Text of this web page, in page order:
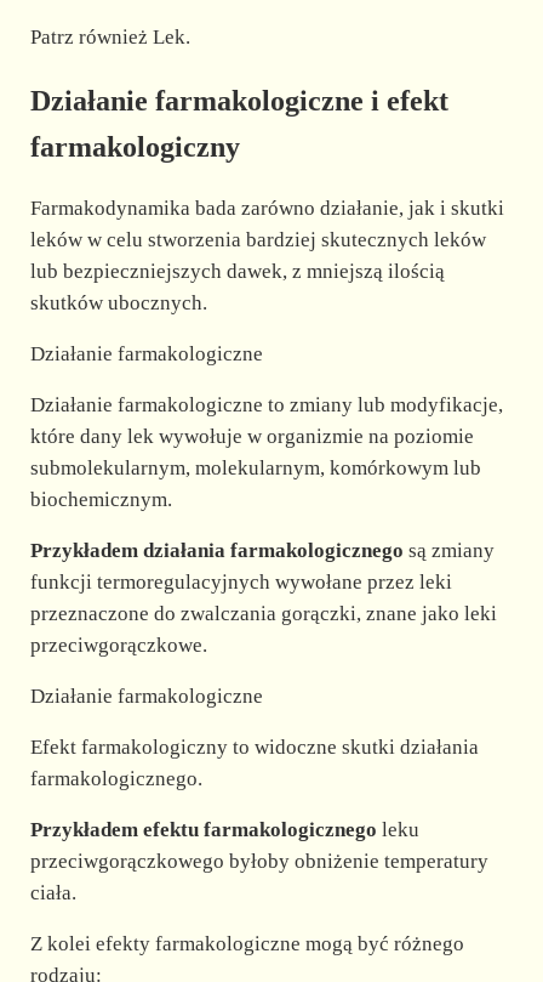
Patrz również Lek.
Działanie farmakologiczne i efekt
farmakologiczny
Farmakodynamika bada zarówno działanie, jak i skutki
leków w celu stworzenia bardziej skutecznych leków
lub bezpieczniejszych dawek, z mniejszą ilością
skutków ubocznych.
Działanie farmakologiczne
Działanie farmakologiczne to zmiany lub modyfikacje,
które dany lek wywołuje w organizmie na poziomie
submolekularnym, molekularnym, komórkowym lub
biochemicznym.
Przykładem działania farmakologicznego są zmiany
funkcji termoregulacyjnych wywołane przez leki
przeznaczone do zwalczania gorączki, znane jako leki
przeciwgorączkowe.
Działanie farmakologiczne
Efekt farmakologiczny to widoczne skutki działania
farmakologicznego.
Przykładem efektu farmakologicznego leku
przeciwgorączkowego byłoby obniżenie temperatury
ciała.
Z kolei efekty farmakologiczne mogą być różnego
rodzaju: